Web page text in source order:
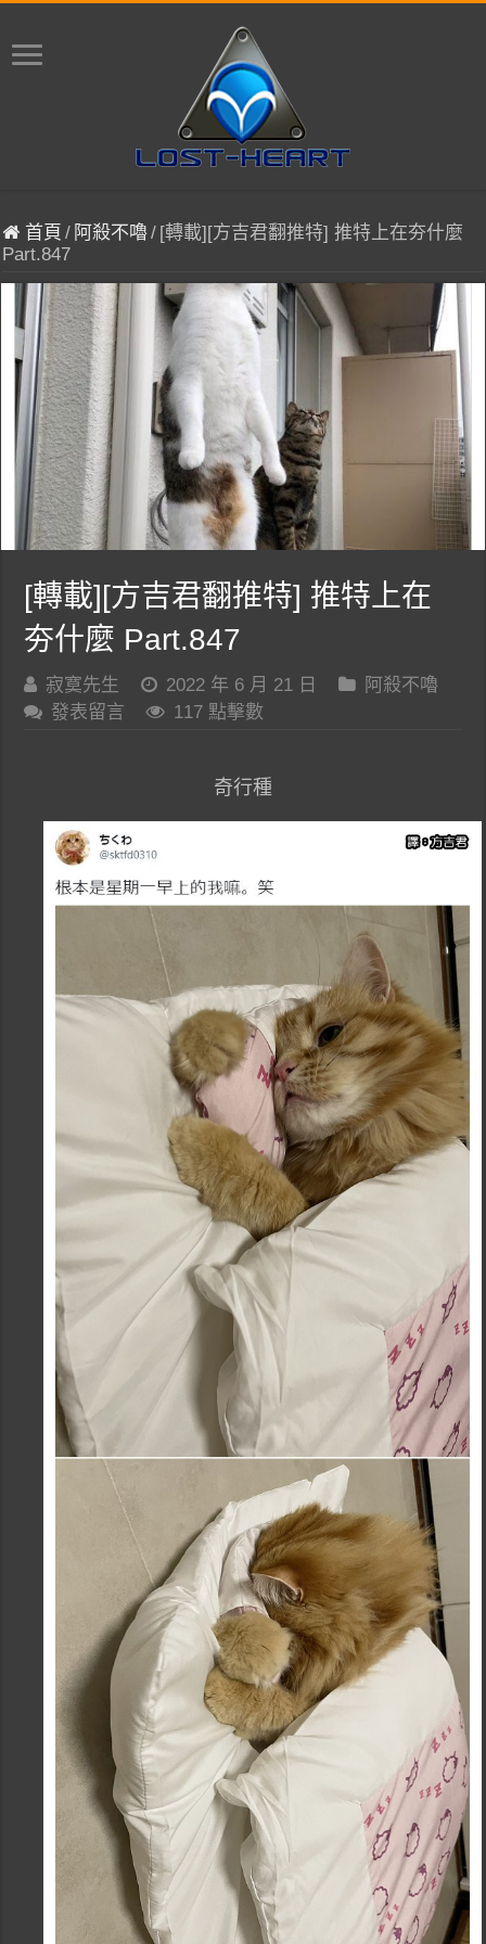
首頁 / 阿殺不嚕/ [轉載][方吉君翻推特] 推特上在夯什麼
Part.847
[轉載][方吉君翻推特] 推特上在
夯什麼 Part.847
寂寞先生 2022 年 6 月 21 日
阿殺不嚕
發表留言
117 點擊數
奇行種